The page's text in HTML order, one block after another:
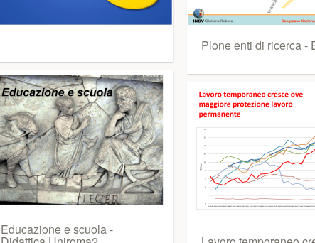
Educazione e scuola -
Plone enti di ricerca -